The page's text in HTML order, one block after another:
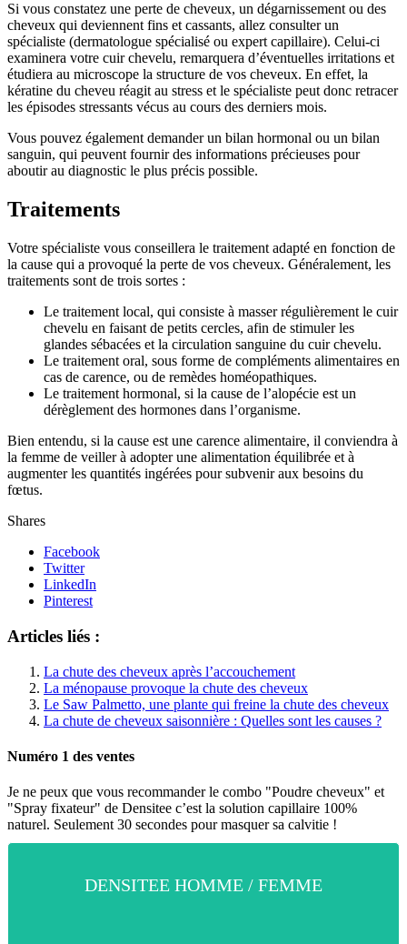
Si vous constatez une perte de cheveux, un dégarnissement ou des
cheveux qui deviennent fins et cassants, allez consulter un
spécialiste (dermatologue spécialisé ou expert capillaire). Celui-ci
examinera votre cuir chevelu, remarquera d’éventuelles irritations et
étudiera au microscope la structure de vos cheveux. En effet, la
kératine du cheveu réagit au stress et le spécialiste peut donc retracer
les épisodes stressants vécus au cours des derniers mois.
Vous pouvez également demander un bilan hormonal ou un bilan
sanguin, qui peuvent fournir des informations précieuses pour
aboutir au diagnostic le plus précis possible.
Traitements
Votre spécialiste vous conseillera le traitement adapté en fonction de
la cause qui a provoqué la perte de vos cheveux. Généralement, les
traitements sont de trois sortes :
Le traitement local, qui consiste à masser régulièrement le cuir
chevelu en faisant de petits cercles, afin de stimuler les
glandes sébacées et la circulation sanguine du cuir chevelu.
Le traitement oral, sous forme de compléments alimentaires en
cas de carence, ou de remèdes homéopathiques.
Le traitement hormonal, si la cause de l’alopécie est un
dérèglement des hormones dans l’organisme.
Bien entendu, si la cause est une carence alimentaire, il conviendra à
la femme de veiller à adopter une alimentation équilibrée et à
augmenter les quantités ingérées pour subvenir aux besoins du
fœtus.
Shares
Facebook
Twitter
LinkedIn
Pinterest
Articles liés :
La chute des cheveux après l’accouchement
La ménopause provoque la chute des cheveux
Le Saw Palmetto, une plante qui freine la chute des cheveux
La chute de cheveux saisonnière : Quelles sont les causes ?
Numéro 1 des ventes
Je ne peux que vous recommander le combo "Poudre cheveux" et
"Spray fixateur" de Densitee c’est la solution capillaire 100%
naturel. Seulement 30 secondes pour masquer sa calvitie !
DENSITEE HOMME / FEMME